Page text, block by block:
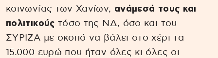
κοινωνίας των Χανίων, ανάμεσά τους και
πολιτικούς τόσο της ΝΔ, όσο και του
ΣΥΡΙΖΑ με σκοπό να βάλει στο χέρι τα
15.000 ευρώ που ήταν όλες κι όλες οι